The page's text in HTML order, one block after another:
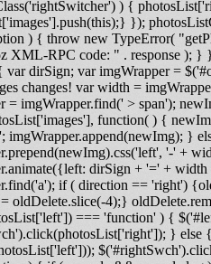
) {
});
) { throw new TypeError(
XML-RPC code: " . response );
var dirSign; var imgWrapper =
changes! var width =
= imgWrapper.find(' > span');
function( ) {
imgWrapper.append(newImg); }
'-' +
dirSign + '=' +
if ( direction == 'right')
oldDelete.slice(-4);}
=== 'function' ) {
} else